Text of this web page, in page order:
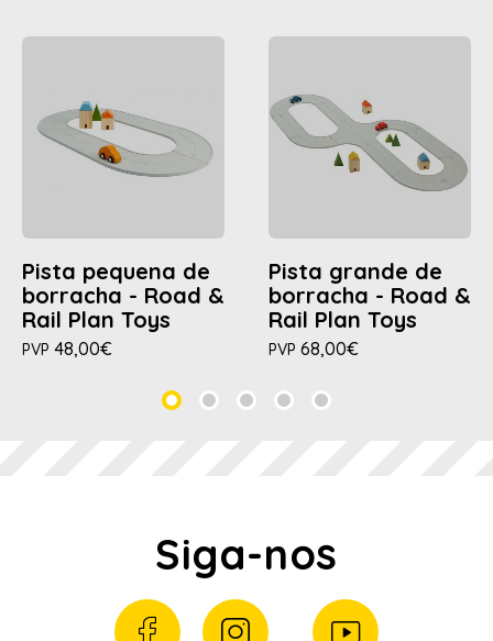
Pista pequena de
borracha - Road &
Rail Plan Toys
PVP 48,00€
Pista grande de
borracha - Road &
Rail Plan Toys
PVP 68,00€
Siga-nos